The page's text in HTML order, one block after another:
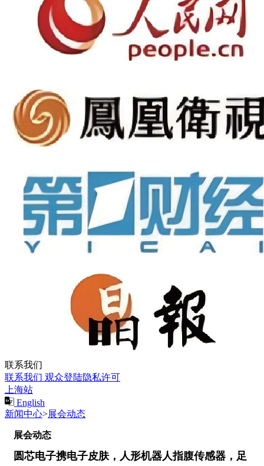
联系我们
联系我们 观众登陆隐私许可
上海站
English
新闻中心>展会动态
展会动态
圆芯电子携电子皮肤，人形机器人指腹传感器，足